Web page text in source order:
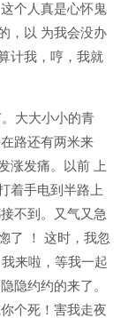
个人真是心怀鬼
，以 为我会没办
计我，哼，我就
大大小小的青
路还有两米来
涨发痛。以前 上
着手电到半路上
不到。又气又急
了 ！ 这时，我忽
来啦，等我一起
隐约约的来了。
个死！害我走夜